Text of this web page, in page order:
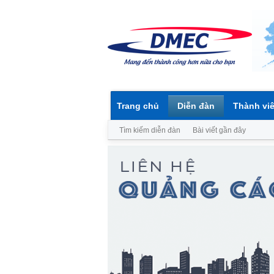
Trang chủ Diễn đàn
Tìm kiếm diễn đàn Bài viết gần đây
Thành